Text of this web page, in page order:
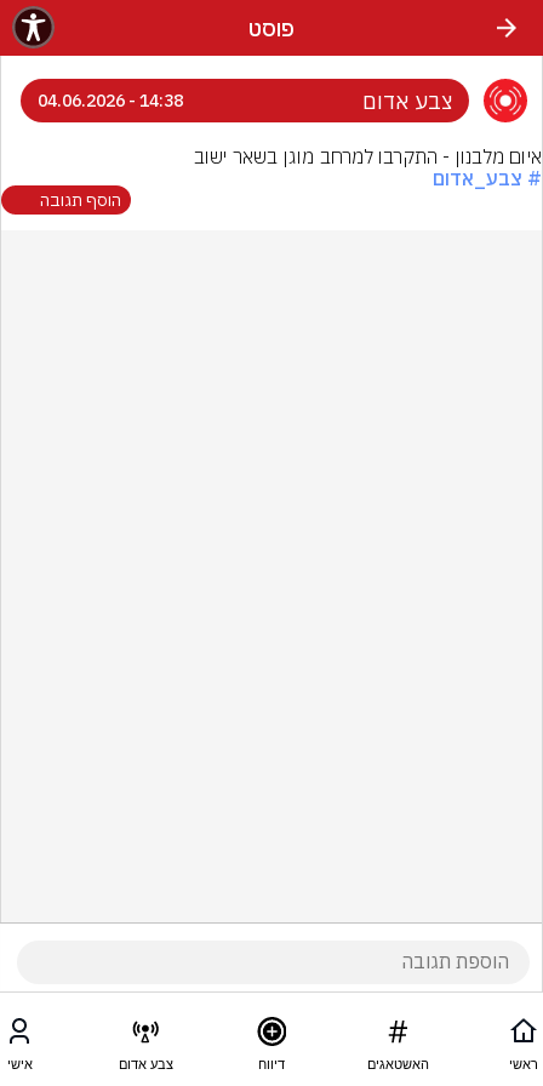
פוסט
צבע אדום 14:38 - 04.06.2026
איום מלבנון - התקרבו למרחב מוגן בשאר ישוב
# צבע_אדום
הוסף תגובה
ראשי האשטאגים דיווח צבע אדום אישי